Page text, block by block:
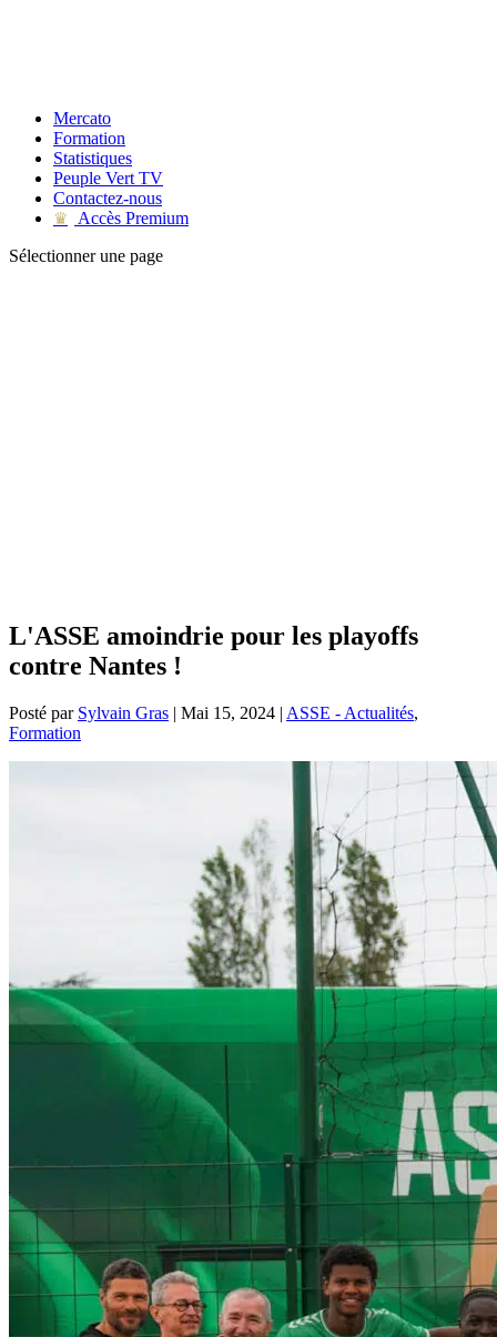
Mercato
Formation
Statistiques
Peuple Vert TV
Contactez-nous
♛
Accès Premium
Sélectionner une page
L'ASSE amoindrie pour les playoffs
contre Nantes !
Posté par Sylvain Gras | Mai 15, 2024 | ASSE - Actualités,
Formation